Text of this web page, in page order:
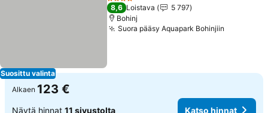
Suosittu valinta
4 Tähtiluokitus
8,6 Loistava
5 797
Bohinj
Suora pääsy Aquapark Bohinjiin
Alkaen 123 €
Näytä hinnat 11 sivustolta Katso hinnat